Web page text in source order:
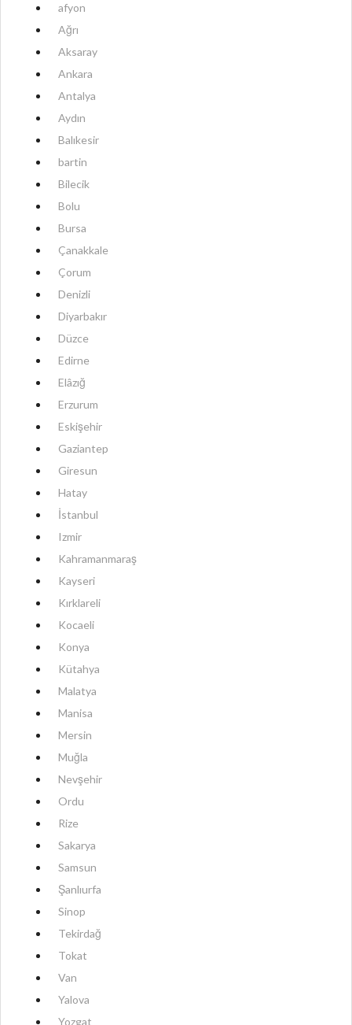
afyon
Ağrı
Aksaray
Ankara
Antalya
Aydın
Balıkesir
bartin
Bilecik
Bolu
Bursa
Çanakkale
Çorum
Denizli
Diyarbakır
Düzce
Edirne
Elâzığ
Erzurum
Eskişehir
Gaziantep
Giresun
Hatay
İstanbul
Izmir
Kahramanmaraş
Kayseri
Kırklareli
Kocaeli
Konya
Kütahya
Malatya
Manisa
Mersin
Muğla
Nevşehir
Ordu
Rize
Sakarya
Samsun
Şanlıurfa
Sinop
Tekirdağ
Tokat
Van
Yalova
Yozgat